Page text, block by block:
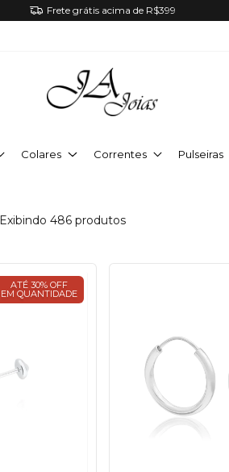
Frete grátis acima de R$399
Colares Correntes Pulseiras
Exibindo 486 produtos
ATÉ 30% OFF
EM QUANTIDADE